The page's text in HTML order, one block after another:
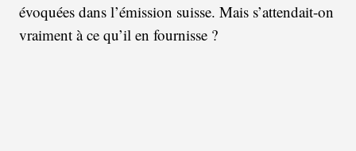
évoquées dans l’émission suisse. Mais s’attendait-on
vraiment à ce qu’il en fournisse ?